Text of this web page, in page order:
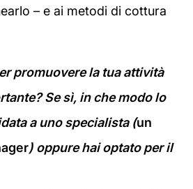
– e ai metodi di cottura
promuovere la tua attività
Se sì, in che modo lo
a uno specialista (un
) oppure hai optato per il